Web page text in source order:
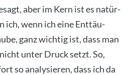
aber im Kern ist es natür­
ich, wenn ich eine Ent­täu­
ganz wich­tig ist, dass man
unter Druck setzt. So,
so ana­ly­sie­ren, dass ich da